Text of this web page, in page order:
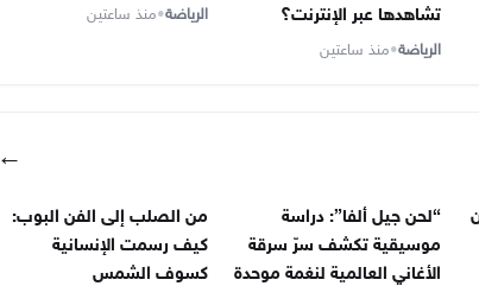
تشاهدها عبر الإنترنت؟
الرياضة•منذ ساعتين
الرياضة•منذ ساعتين
←
“لحن جيل ألفا”: دراسة
موسيقية تكشف سرّ سرقة
الأغاني العالمية لنغمة موحدة
من الصلب إلى الفن البوب:
كيف رسمت الإنسانية
كسوف الشمس